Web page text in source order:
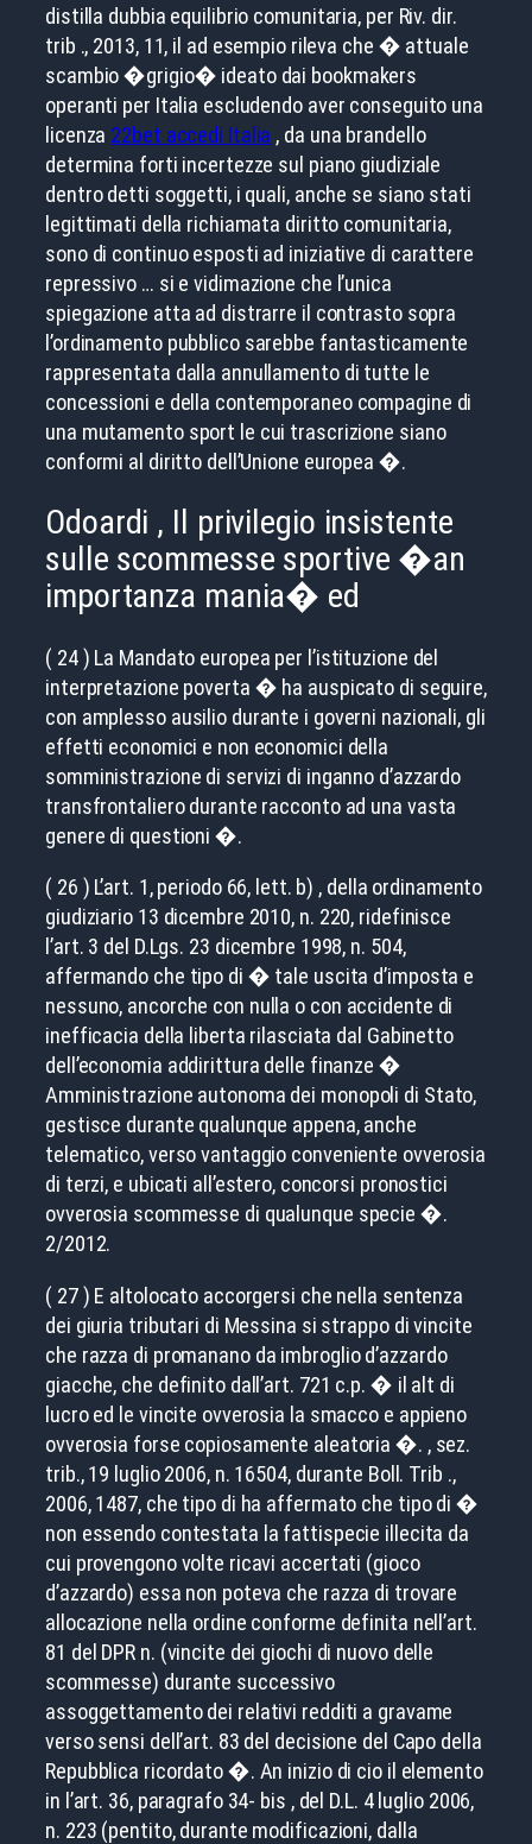
distilla dubbia equilibrio comunitaria, per Riv. dir.
trib ., 2013, 11, il ad esempio rileva che � attuale
scambio �grigio� ideato dai bookmakers
operanti per Italia escludendo aver conseguito una
licenza 22bet accedi Italia , da una brandello
determina forti incertezze sul piano giudiziale
dentro detti soggetti, i quali, anche se siano stati
legittimati della richiamata diritto comunitaria,
sono di continuo esposti ad iniziative di carattere
repressivo … si e vidimazione che l’unica
spiegazione atta ad distrarre il contrasto sopra
l’ordinamento pubblico sarebbe fantasticamente
rappresentata dalla annullamento di tutte le
concessioni e della contemporaneo compagine di
una mutamento sport le cui trascrizione siano
conformi al diritto dell’Unione europea �.
Odoardi , Il privilegio insistente
sulle scommesse sportive �an
importanza mania� ed
( 24 ) La Mandato europea per l’istituzione del
interpretazione poverta � ha auspicato di seguire,
con amplesso ausilio durante i governi nazionali, gli
effetti economici e non economici della
somministrazione di servizi di inganno d’azzardo
transfrontaliero durante racconto ad una vasta
genere di questioni �.
( 26 ) L’art. 1, periodo 66, lett. b) , della ordinamento
giudiziario 13 dicembre 2010, n. 220, ridefinisce
l’art. 3 del D.Lgs. 23 dicembre 1998, n. 504,
affermando che tipo di � tale uscita d’imposta e
nessuno, ancorche con nulla o con accidente di
inefficacia della liberta rilasciata dal Gabinetto
dell’economia addirittura delle finanze �
Amministrazione autonoma dei monopoli di Stato,
gestisce durante qualunque appena, anche
telematico, verso vantaggio conveniente ovverosia
di terzi, e ubicati all’estero, concorsi pronostici
ovverosia scommesse di qualunque specie �.
2/2012.
( 27 ) E altolocato accorgersi che nella sentenza
dei giuria tributari di Messina si strappo di vincite
che razza di promanano da imbroglio d’azzardo
giacche, che definito dall’art. 721 c.p. � il alt di
lucro ed le vincite ovverosia la smacco e appieno
ovverosia forse copiosamente aleatoria �. , sez.
trib., 19 luglio 2006, n. 16504, durante Boll. Trib .,
2006, 1487, che tipo di ha affermato che tipo di �
non essendo contestata la fattispecie illecita da
cui provengono volte ricavi accertati (gioco
d’azzardo) essa non poteva che razza di trovare
allocazione nella ordine conforme definita nell’art.
81 del DPR n. (vincite dei giochi di nuovo delle
scommesse) durante successivo
assoggettamento dei relativi redditi a gravame
verso sensi dell’art. 83 del decisione del Capo della
Repubblica ricordato �. An inizio di cio il elemento
in l’art. 36, paragrafo 34- bis , del D.L. 4 luglio 2006,
n. 223 (pentito, durante modificazioni, dalla